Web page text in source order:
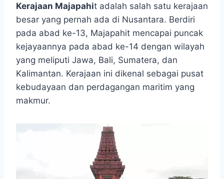
c
e
b
o
o
k
a
t
s
A
p
p
s
s
e
n
g
e
r
l
e
g
a
m
y
p
e
n
e
a
r
Kerajaan Majapahit adalah salah satu kerajaan
besar yang pernah ada di Nusantara. Berdiri
pada abad ke-13, Majapahit mencapai puncak
kejayaannya pada abad ke-14 dengan wilayah
yang meliputi Jawa, Bali, Sumatera, dan
Kalimantan. Kerajaan ini dikenal sebagai pusat
kebudayaan dan perdagangan maritim yang
makmur.